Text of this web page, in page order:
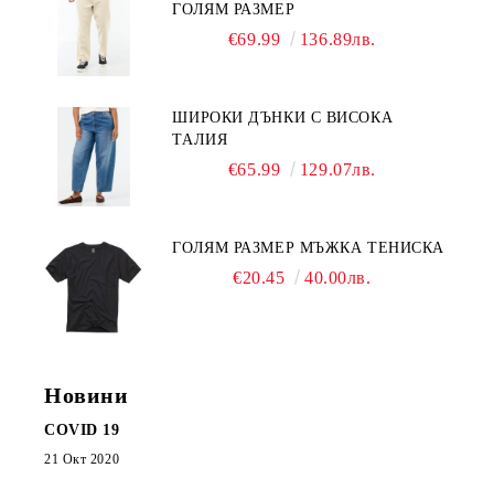
ГОЛЯМ РАЗМЕР
€69.99 136.89лв.
ШИРОКИ ДЪНКИ С ВИСОКА
ТАЛИЯ
€65.99 129.07лв.
ГОЛЯМ РАЗМЕР МЪЖКА ТЕНИСКА
€20.45 40.00лв.
Новини
COVID 19
21 Окт 2020